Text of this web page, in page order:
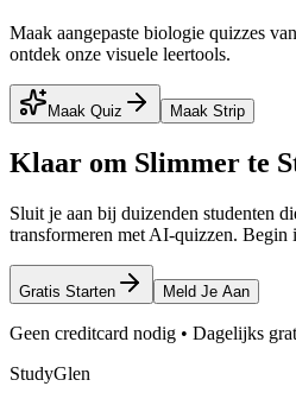
Maak aangepaste biologie quizzes
ontdek onze visuele leertools.
Maak Quiz Maak Strip
Klaar om Slimmer te
Sluit je aan bij duizenden studenten
transformeren met AI-quizzen. Begin
Gratis Starten Meld Je Aan
Geen creditcard nodig • Dagelijks
StudyGlen